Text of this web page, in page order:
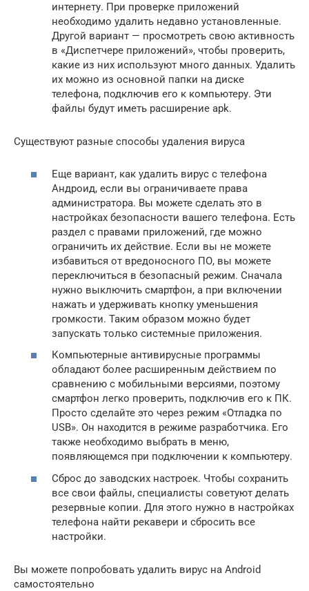
интернету. При проверке приложений
необходимо удалить недавно установленные.
Другой вариант — просмотреть свою активность
в «Диспетчере приложений», чтобы проверить,
какие из них используют много данных. Удалить
их можно из основной папки на диске
телефона, подключив его к компьютеру. Эти
файлы будут иметь расширение apk.
Существуют разные способы удаления вируса
Еще вариант, как удалить вирус с телефона
Андроид, если вы ограничиваете права
администратора. Вы можете сделать это в
настройках безопасности вашего телефона. Есть
раздел с правами приложений, где можно
ограничить их действие. Если вы не можете
избавиться от вредоносного ПО, вы можете
переключиться в безопасный режим. Сначала
нужно выключить смартфон, а при включении
нажать и удерживать кнопку уменьшения
громкости. Таким образом можно будет
запускать только системные приложения.
Компьютерные антивирусные программы
обладают более расширенным действием по
сравнению с мобильными версиями, поэтому
смартфон легко проверить, подключив его к ПК.
Просто сделайте это через режим «Отладка по
USB». Он находится в режиме разработчика. Его
также необходимо выбрать в меню,
появляющемся при подключении к компьютеру.
Сброс до заводских настроек. Чтобы сохранить
все свои файлы, специалисты советуют делать
резервные копии. Для этого нужно в настройках
телефона найти рекавери и сбросить все
настройки.
Вы можете попробовать удалить вирус на Android
самостоятельно